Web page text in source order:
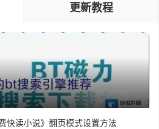
更新教程
快读小说》翻页模式设置方法